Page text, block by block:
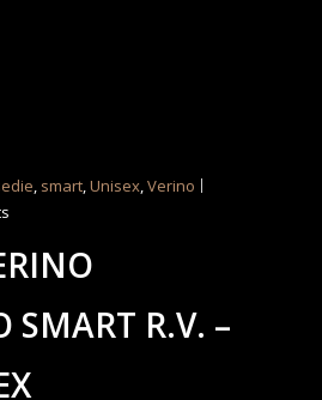
, smart,Unisex,Verino
SMART R.V. –